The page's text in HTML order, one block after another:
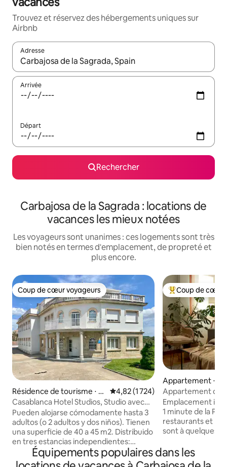
Trouvez et réservez des hébergements uniques sur
Airbnb
Adresse
Lorsque les résultats s'affichent, utilisez les flèches vers le
Arrivée
Départ
Rechercher
Carbajosa de la Sagrada : locations de
vacances les mieux notées
Les voyageurs sont unanimes : ces logements sont très
bien notés en termes d'emplacement, de propreté et
plus encore.
Coup de cœur voyageurs
Coup de cœur voyageurs
Résidence de tourisme ⋅ S
anta Marta de Tormes
Évaluation moyenne sur la base
4,82 (1 724)
Casablanca Hotel Studios, Studio avec
terrasse
Pueden alojarse cómodamente hasta 3
adultos (o 2 adultos y dos niños). Tienen
una superficie de 40 a 45 m2. Distribuido
en tres estancias independientes:
dormitorio con cama doble 180 cm o dos
camas de 90 cm, baño completo, y sala
Coups de cœur
Coup de cœur
Appartement ⋅
Appartement de
terrasse au
Emplacement
1 minute de la
restaurants et
sont à quelques
famille avec des
d'amis. Des voyageurs aux voyageurs.
Équipements populaires dans les